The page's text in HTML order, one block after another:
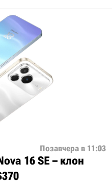
Позавчера в 11:03
16 SE – клон